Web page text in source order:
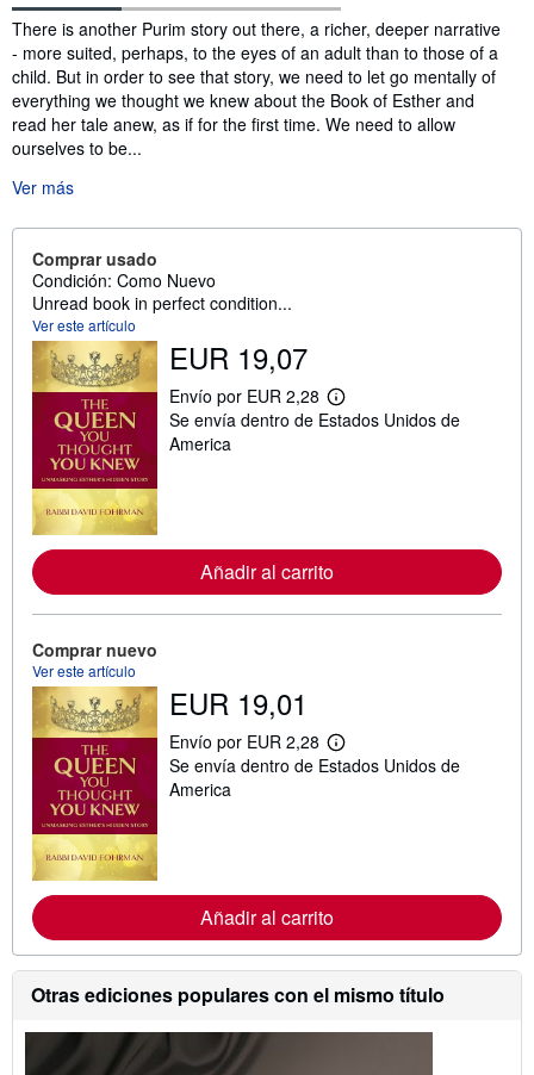
Sinopsis
There is another Purim story out there, a richer, deeper narrative
- more suited, perhaps, to the eyes of an adult than to those of a
child. But in order to see that story, we need to let go mentally of
everything we thought we knew about the Book of Esther and
read her tale anew, as if for the first time. We need to allow
ourselves to be...
Ver más
Comprar usado
Condición: Como Nuevo
Unread book in perfect condition...
Ver este artículo
EUR 19,07
Envío por EUR 2,28
M
á
m
i
ó
l
a
e
e
n
v
o
Se envía dentro de Estados Unidos de
America
Añadir al carrito
Comprar nuevo
Ver este artículo
EUR 19,01
Envío por EUR 2,28
M
á
m
i
s
b
Se envía dentro de Estados Unidos de
America
Añadir al carrito
Otras ediciones populares con el mismo título